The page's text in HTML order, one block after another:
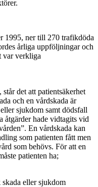
1995, ner till 270 trafikdöda
årliga uppföljningar och
var verkliga
det att patientsäkerhet
och en vårdskada är
sjukdom samt dödsfall
åtgärder hade vidtagits vid
En vårdskada kan
som patienten fått men
som behövs. För att en
patienten ha;
eller sjukdom